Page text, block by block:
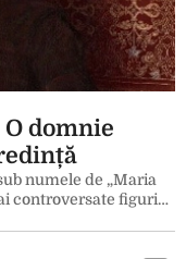
domnie
numele de „Maria
controversate figuri…